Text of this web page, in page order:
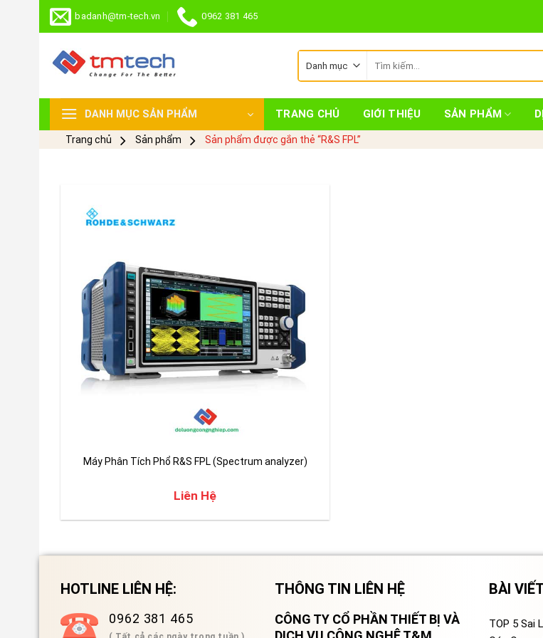
Skip
badanh@tm-tech.vn 0962 381 465
kiếm:
DANH MỤC SẢN PHẨM TRANG CHỦ GIỚI THIỆU SẢN PHẨM
Trang chủ Sản phẩm Sản phẩm được gắn thẻ “R&S FPL”
Máy Phân Tích Phổ R&S FPL (Spectrum analyzer)
Liên Hệ
HOTLINE LIÊN HỆ:
0962 381 465
THÔNG TIN LIÊN HỆ
CÔNG TY CỔ PHẦN THIẾT BỊ VÀ
BÀI
TOP 5 Sai